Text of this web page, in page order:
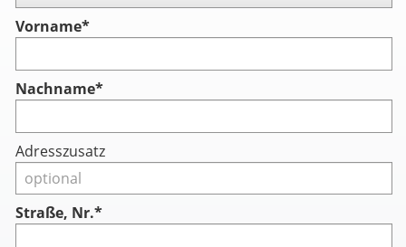
Vorname*
Nachname*
Adresszusatz
Straße, Nr.*